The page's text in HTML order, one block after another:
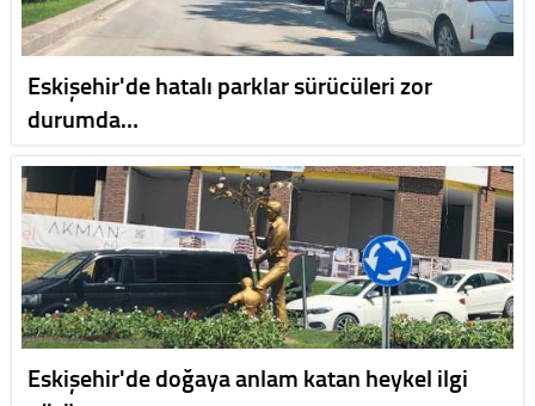
Eskişehir'de hatalı parklar sürücüleri zor
durumda…
Eskişehir'de doğaya anlam katan heykel ilgi